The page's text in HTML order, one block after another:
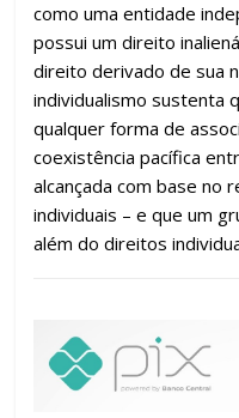
como uma entidade
possui um direito
direito derivado de sua
individualismo sustenta
qualquer forma de
coexistência pacífica
alcançada com base no
individuais – e que um
além do direitos